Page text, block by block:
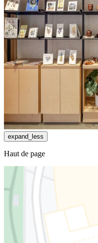
expand_less
Haut de page